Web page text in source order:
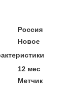
Россия
Новое
12 мес
Метчик